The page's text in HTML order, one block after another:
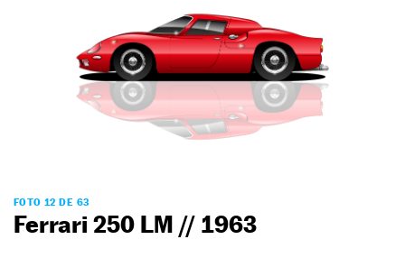
FOTO 12 DE 63
Ferrari 250 LM // 1963